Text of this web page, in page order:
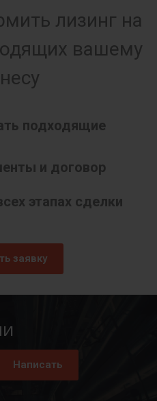
лизинг на
вашему
подходящие
и договор
этапах сделки
заявку
Написать